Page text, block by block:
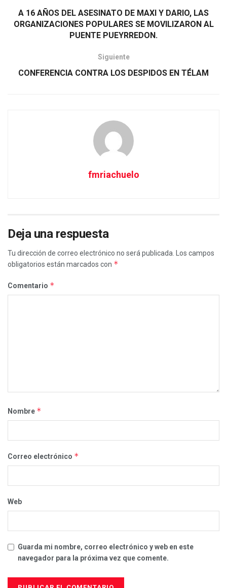
A 16 AÑOS DEL ASESINATO DE MAXI Y DARIO, LAS
ORGANIZACIONES POPULARES SE MOVILIZARON AL
PUENTE PUEYRREDON.
Siguiente
CONFERENCIA CONTRA LOS DESPIDOS EN TÉLAM
fmriachuelo
Deja una respuesta
Tu dirección de correo electrónico no será publicada.
Los campos
obligatorios están marcados con *
Comentario *
Nombre *
Correo electrónico *
Web
Guarda mi nombre, correo electrónico y web en este
navegador para la próxima vez que comente.